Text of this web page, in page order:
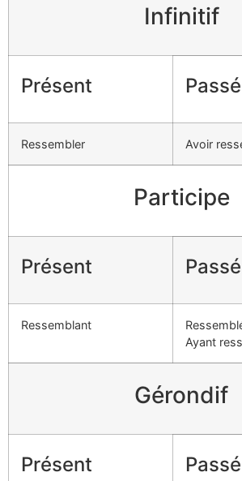
Infinitif
Présent Passé
Ressembler Avoir
Participe
Présent Passé
Ressemblant
Ayant
Gérondif
Présent Passé